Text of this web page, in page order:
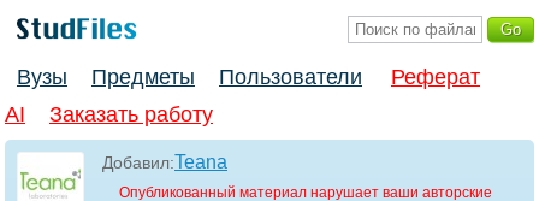
Вузы Предметы Пользователи
Реферат
AI
Заказать работу
Добавил:Teana
Опубликованный материал нарушает ваши авторские